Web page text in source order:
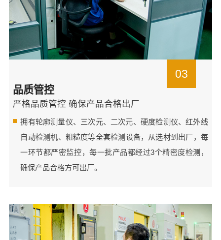
03
品质管控
严格品质管控 确保产品合格出厂
拥有轮廓测量仪、三次元、二次元、硬度检测仪、红外线
自动检测机、粗糙度等全套检测设备，从选材到出厂，每
一环节都严密监控，每一批产品都经过3个精密度检测，
确保产品合格方可出厂。